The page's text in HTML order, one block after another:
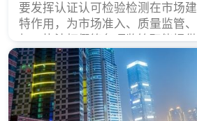
要发挥认证认可检验检测在市场
特作用，为市场准入、质量监管
权、执法打假等各项监管职能提
据。